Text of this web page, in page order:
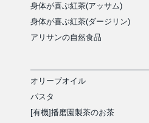
身体が喜ぶ紅茶(アッサム)
身体が喜ぶ紅茶(ダージリン)
アリサンの自然食品
オリーブオイル
パスタ
[有機]播磨園製茶のお茶